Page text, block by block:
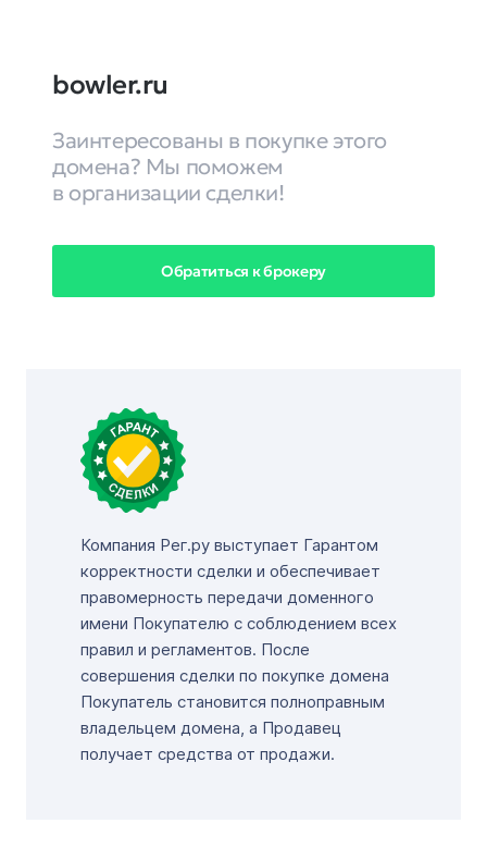
bowler.ru
Заинтересованы в покупке этого
домена? Мы поможем
в организации сделки!
Обратиться к брокеру
Компания Рег.ру выступает Гарантом
корректности сделки и обеспечивает
правомерность передачи доменного
имени Покупателю с соблюдением всех
правил и регламентов. После
совершения сделки по покупке домена
Покупатель становится полноправным
владельцем домена, а Продавец
получает средства от продажи.